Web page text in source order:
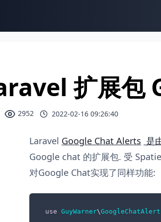
扩展包
2952 2022-02-16 09:26:40
Laravel Google Chat Alerts 是
Google chat 的扩展包. 受
对Google Chat实现了同样功能:
use GuyWarner\